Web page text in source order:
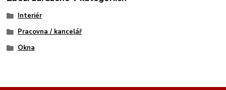
Interiér
Pracovna / kancelář
Okna